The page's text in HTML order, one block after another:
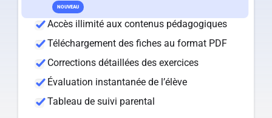
NOUVEAU
Accès illimité aux contenus pédagogiques
Téléchargement des fiches au format PDF
Corrections détaillées des exercices
Évaluation instantanée de l’élève
Tableau de suivi parental